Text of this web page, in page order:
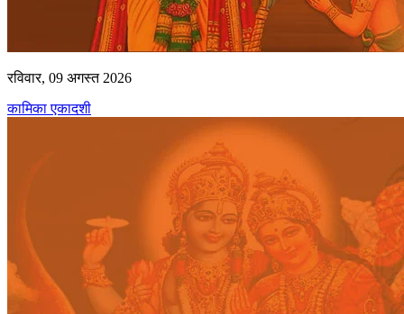
रविवार, 09 अगस्त 2026
कामिका एकादशी